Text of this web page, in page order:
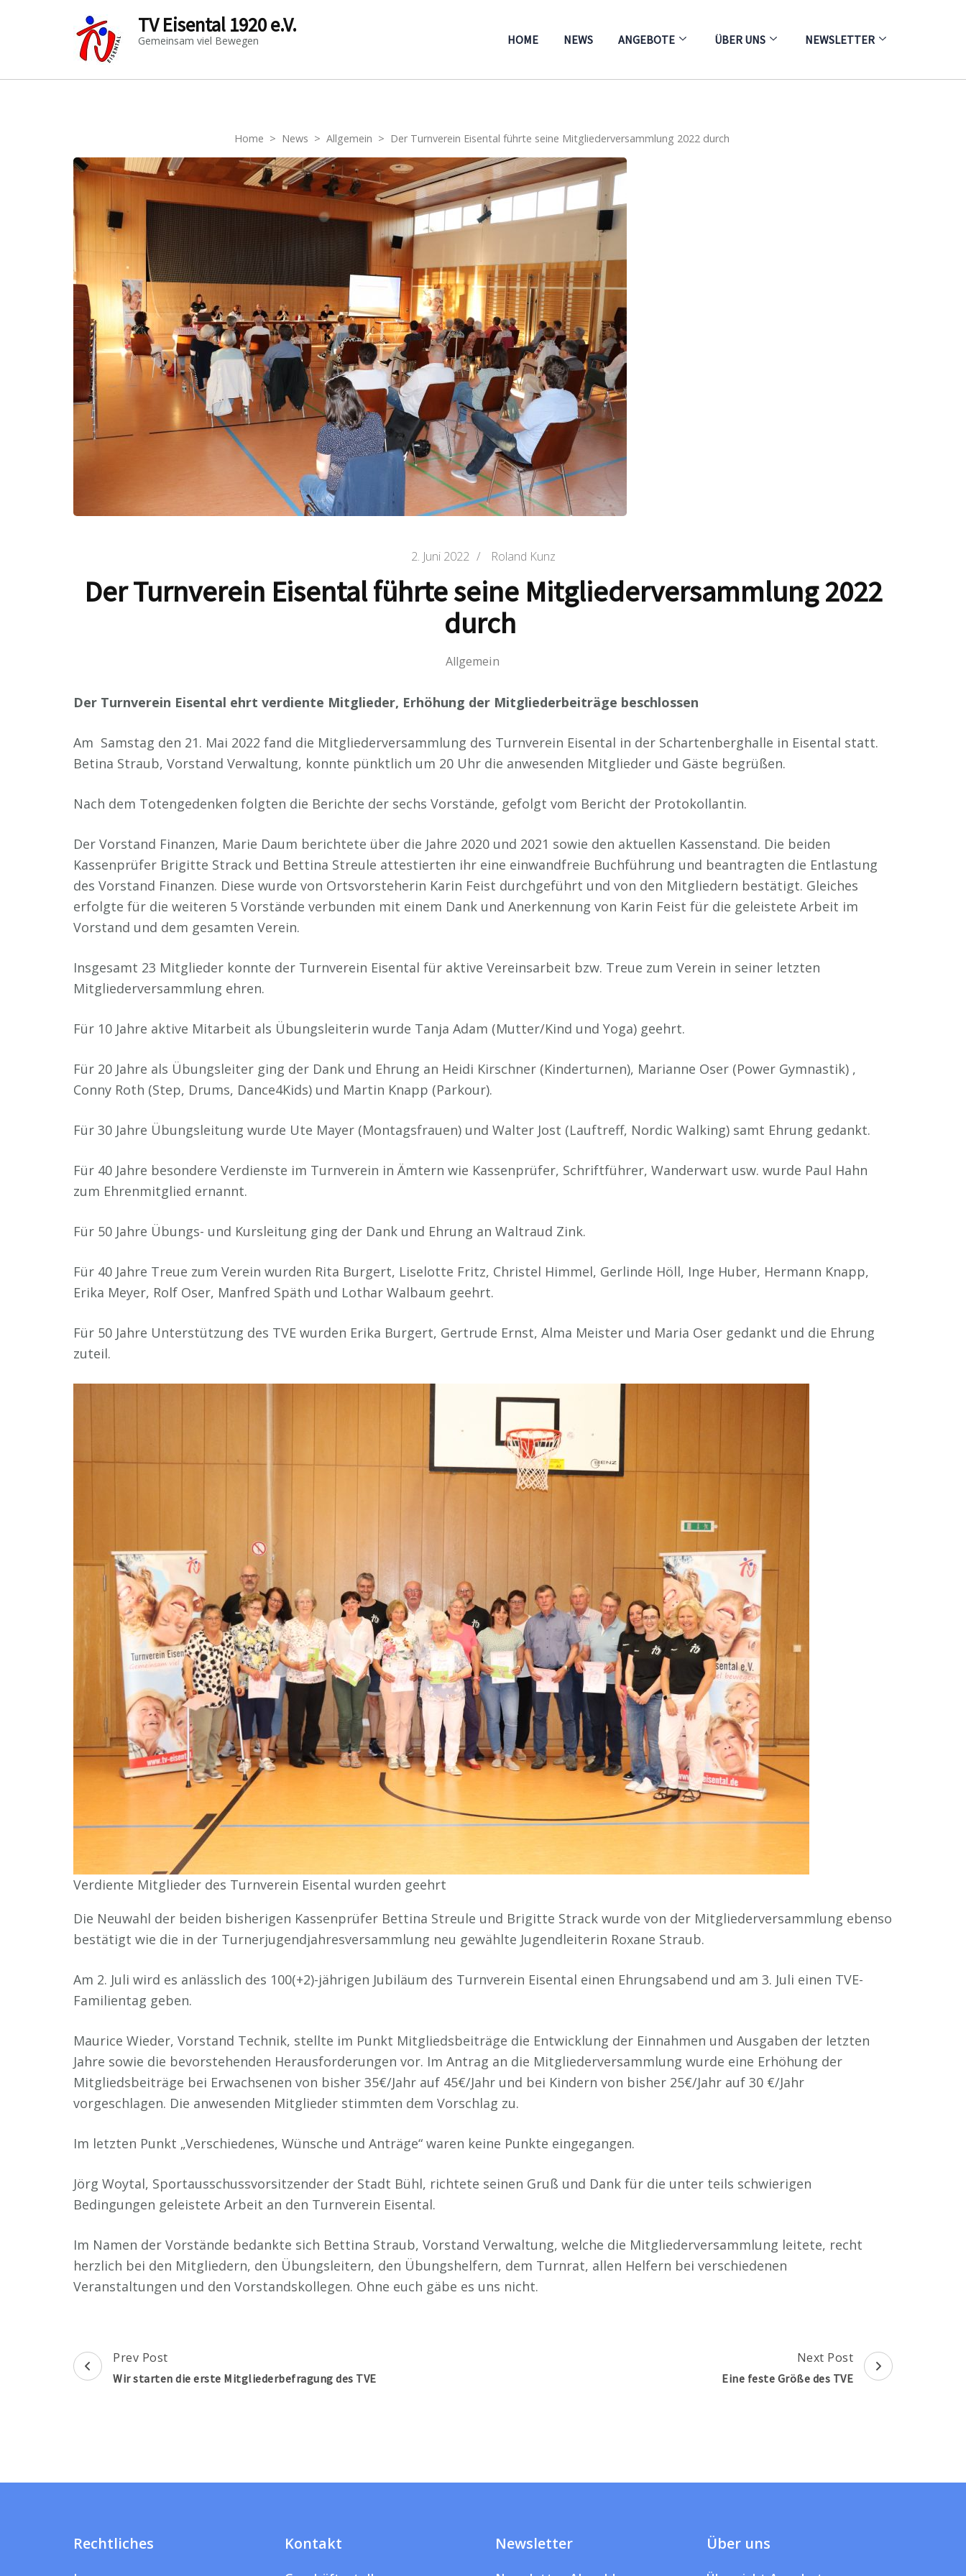
TV Eisental 1920 e.V.
Gemeinsam viel Bewegen HOME NEWS ANGEBOTE ÜBER UNS NEWSLETTER
Home > News > Allgemein > Der Turnverein Eisental führte seine Mitgliederversammlung 2022 durch
2. Juni 2022 / Roland Kunz
Der Turnverein Eisental führte seine Mitgliederversammlung 2022
durch
Allgemein
Der Turnverein Eisental ehrt verdiente Mitglieder, Erhöhung der Mitgliederbeiträge beschlossen
Am Samstag den 21. Mai 2022 fand die Mitgliederversammlung des Turnverein Eisental in der Schartenberghalle in Eisental statt.
Betina Straub, Vorstand Verwaltung, konnte pünktlich um 20 Uhr die anwesenden Mitglieder und Gäste begrüßen.
Nach dem Totengedenken folgten die Berichte der sechs Vorstände, gefolgt vom Bericht der Protokollantin.
Der Vorstand Finanzen, Marie Daum berichtete über die Jahre 2020 und 2021 sowie den aktuellen Kassenstand. Die beiden
Kassenprüfer Brigitte Strack und Bettina Streule attestierten ihr eine einwandfreie Buchführung und beantragten die Entlastung
des Vorstand Finanzen. Diese wurde von Ortsvorsteherin Karin Feist durchgeführt und von den Mitgliedern bestätigt. Gleiches
erfolgte für die weiteren 5 Vorstände verbunden mit einem Dank und Anerkennung von Karin Feist für die geleistete Arbeit im
Vorstand und dem gesamten Verein.
Insgesamt 23 Mitglieder konnte der Turnverein Eisental für aktive Vereinsarbeit bzw. Treue zum Verein in seiner letzten
Mitgliederversammlung ehren.
Für 10 Jahre aktive Mitarbeit als Übungsleiterin wurde Tanja Adam (Mutter/Kind und Yoga) geehrt.
Für 20 Jahre als Übungsleiter ging der Dank und Ehrung an Heidi Kirschner (Kinderturnen), Marianne Oser (Power Gymnastik) ,
Conny Roth (Step, Drums, Dance4Kids) und Martin Knapp (Parkour).
Für 30 Jahre Übungsleitung wurde Ute Mayer (Montagsfrauen) und Walter Jost (Lauftreff, Nordic Walking) samt Ehrung gedankt.
Für 40 Jahre besondere Verdienste im Turnverein in Ämtern wie Kassenprüfer, Schriftführer, Wanderwart usw. wurde Paul Hahn
zum Ehrenmitglied ernannt.
Für 50 Jahre Übungs- und Kursleitung ging der Dank und Ehrung an Waltraud Zink.
Für 40 Jahre Treue zum Verein wurden Rita Burgert, Liselotte Fritz, Christel Himmel, Gerlinde Höll, Inge Huber, Hermann Knapp,
Erika Meyer, Rolf Oser, Manfred Späth und Lothar Walbaum geehrt.
Für 50 Jahre Unterstützung des TVE wurden Erika Burgert, Gertrude Ernst, Alma Meister und Maria Oser gedankt und die Ehrung
zuteil.
Verdiente Mitglieder des Turnverein Eisental wurden geehrt
Die Neuwahl der beiden bisherigen Kassenprüfer Bettina Streule und Brigitte Strack wurde von der Mitgliederversammlung ebenso
bestätigt wie die in der Turnerjugendjahresversammlung neu gewählte Jugendleiterin Roxane Straub.
Am 2. Juli wird es anlässlich des 100(+2)-jährigen Jubiläum des Turnverein Eisental einen Ehrungsabend und am 3. Juli einen TVE-
Familientag geben.
Maurice Wieder, Vorstand Technik, stellte im Punkt Mitgliedsbeiträge die Entwicklung der Einnahmen und Ausgaben der letzten
Jahre sowie die bevorstehenden Herausforderungen vor. Im Antrag an die Mitgliederversammlung wurde eine Erhöhung der
Mitgliedsbeiträge bei Erwachsenen von bisher 35€/Jahr auf 45€/Jahr und bei Kindern von bisher 25€/Jahr auf 30 €/Jahr
vorgeschlagen. Die anwesenden Mitglieder stimmten dem Vorschlag zu.
Im letzten Punkt „Verschiedenes, Wünsche und Anträge“ waren keine Punkte eingegangen.
Jörg Woytal, Sportausschussvorsitzender der Stadt Bühl, richtete seinen Gruß und Dank für die unter teils schwierigen
Bedingungen geleistete Arbeit an den Turnverein Eisental.
Im Namen der Vorstände bedankte sich Bettina Straub, Vorstand Verwaltung, welche die Mitgliederversammlung leitete, recht
herzlich bei den Mitgliedern, den Übungsleitern, den Übungshelfern, dem Turnrat, allen Helfern bei verschiedenen
Veranstaltungen und den Vorstandskollegen. Ohne euch gäbe es uns nicht.
Post
Navigation
Prev Post
Wir starten die erste Mitgliederbefragung des TVE
Next Post
Eine feste Größe des TVE
Rechtliches Kontakt Newsletter Über uns